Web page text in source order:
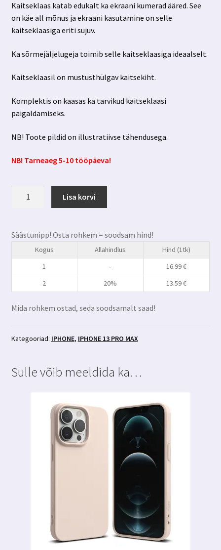
Kaitseklaas katab edukalt ka ekraani kumerad ääred. See
on käe all mõnus ja ekraani kasutamine on selle
kaitseklaasiga eriti sujuv.
Ka sõrmejäljelugeja toimib selle kaitseklaasiga ideaalselt.
Kaitseklaasil on mustusthülgav kaitsekiht.
Komplektis on kaasas ka tarvikud kaitseklaasi
paigaldamiseks.
NB! Toote pildid on illustratiivse tähendusega.
NB! Tarneaeg 5-10 tööpäeva!
kaitseklaas
Hardglass
Max+aplikaator
kogus
Lisa korvi
Säästunipp! Osta rohkem = soodsam hind!
Kogus Allahindlus
Hind (1tk)
1
- 16.99€
2
20% 13.59€
Mida rohkem ostad, seda soodsamalt saad!
Kategooriad: IPHONE, IPHONE 13 PRO MAX
Sulle võib meeldida ka…